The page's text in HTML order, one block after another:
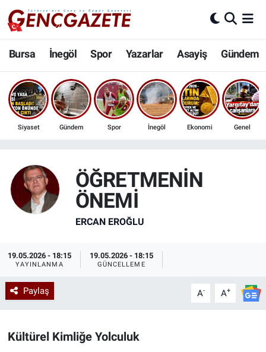
Bursa İnegöl Spor Yazarlar Asayiş Gündem
Siyaset Gündem Spor İnegöl Ekonomi Genel
ÖĞRETMENİN
ÖNEMİ
ERCAN EROĞLU
19.05.2026 - 18:15
YAYINLANMA
19.05.2026 - 18:15
GÜNCELLEME
Paylaş A- A+
Kültürel Kimliğe Yolculuk
Bursa
İnegöl
3.SAYFA
Eğitim
Ekonomi
İnanç
Kadın & Aile
Nöbetçi Eczaneler
Hava Durumu
Trafik Durumu
Tüm Manşetler
Son Dakika Haberleri
Haber Arşivi